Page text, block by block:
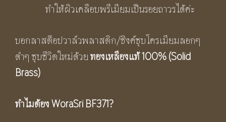
ทำให้ผิวเคลือบพรีเมียมเป็นรอยถาวรได้ค่ะ
บอกลาสต็อปวาล์วพลาสติก/ซิงค์ชุบโครเมียมลอกๆ
ดำๆ ชุบชีวิตใหม่ด้วยทองเหลืองแท้100% (Solid
Brass)
ทำไมต้องWoraSri BF371?